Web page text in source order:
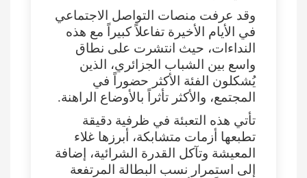
وقد عرفت منصات التواصل الاجتماعي
في الأيام الأخيرة تفاعلاً كبيراً مع هذه
النداءات، حيث انتشرت على نطاق
واسع بين الشباب الجزائري، الذين
يُشكلون الفئة الأكثر حضوراً في
المجتمع، والأكثر تأثراً بالأوضاع الراهنة.
تأتي هذه التعبئة في ظرفية دقيقة
تطبعها أزمات متشابكة، أبرزها غلاء
المعيشة وتآكل القدرة الشرائية، إضافة
إلى استمرار نسب البطالة المرتفعة